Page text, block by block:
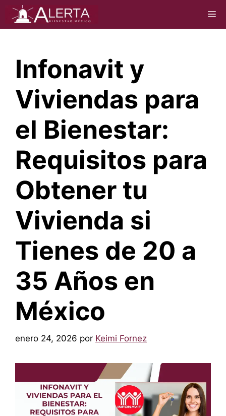
Saltar
contenido
Infonavit y
Viviendas para
el Bienestar:
Requisitos para
Obtener tu
Vivienda si
Tienes de 20 a
35 Años en
México
enero 24, 2026 por Keimi Fornez